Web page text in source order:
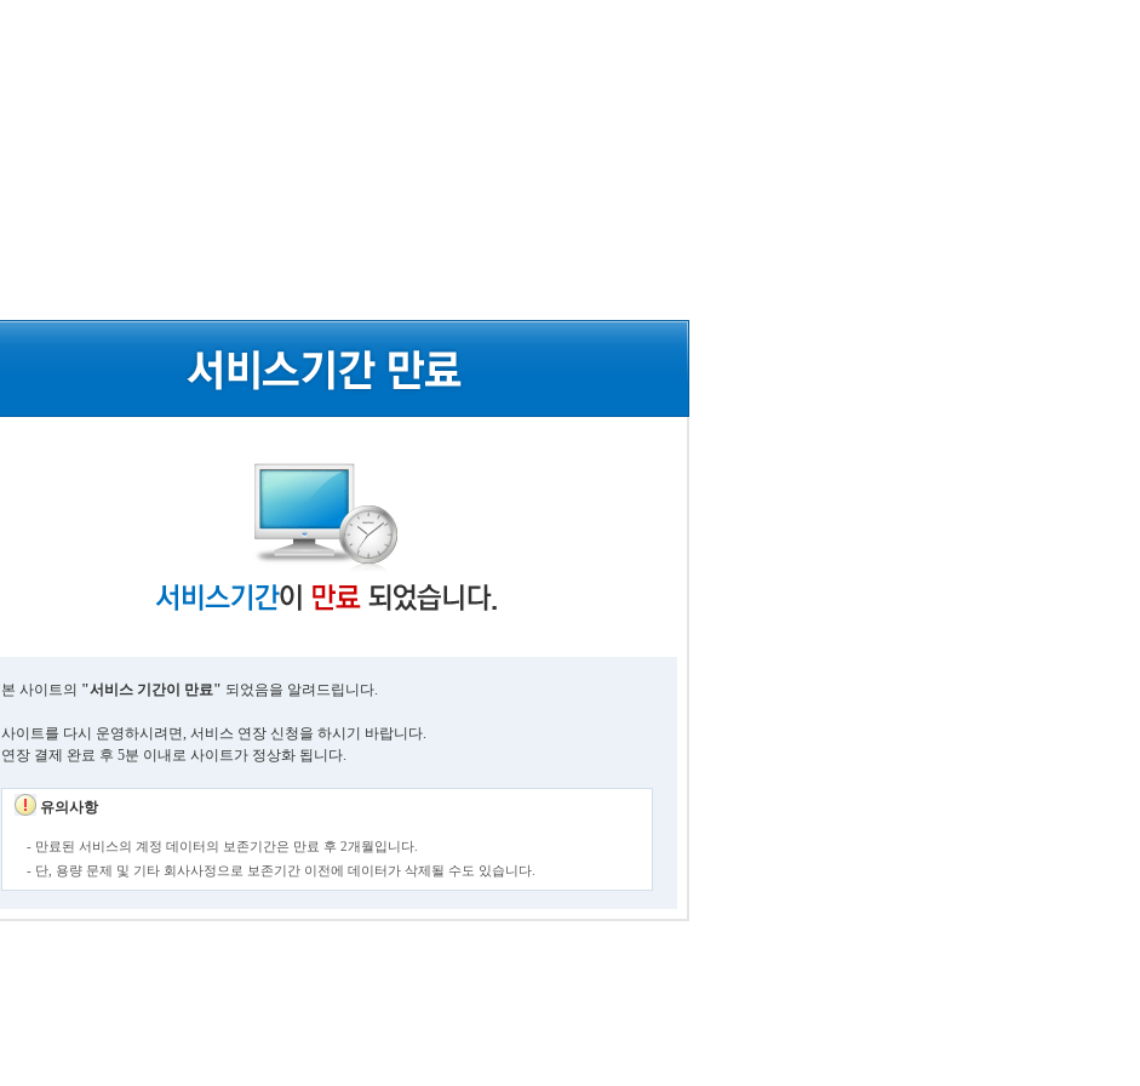
본 사이트의 "서비스 기간이 만료" 되었음을 알려드립니다.
사이트를 다시 운영하시려면, 서비스 연장 신청을 하시기 바랍니다.
연장 결제 완료 후 5분 이내로 사이트가 정상화 됩니다.
유의사항
- 만료된 서비스의 계정 데이터의 보존기간은 만료 후 2개월입니다.
- 단, 용량 문제 및 기타 회사사정으로 보존기간 이전에 데이터가 삭제될 수도 있습니다.